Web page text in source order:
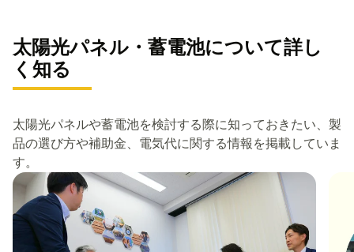
太陽光パネル・蓄電池について詳し
く知る
太陽光パネルや蓄電池を検討する際に知っておきたい、製
品の選び方や補助金、電気代に関する情報を掲載していま
す。